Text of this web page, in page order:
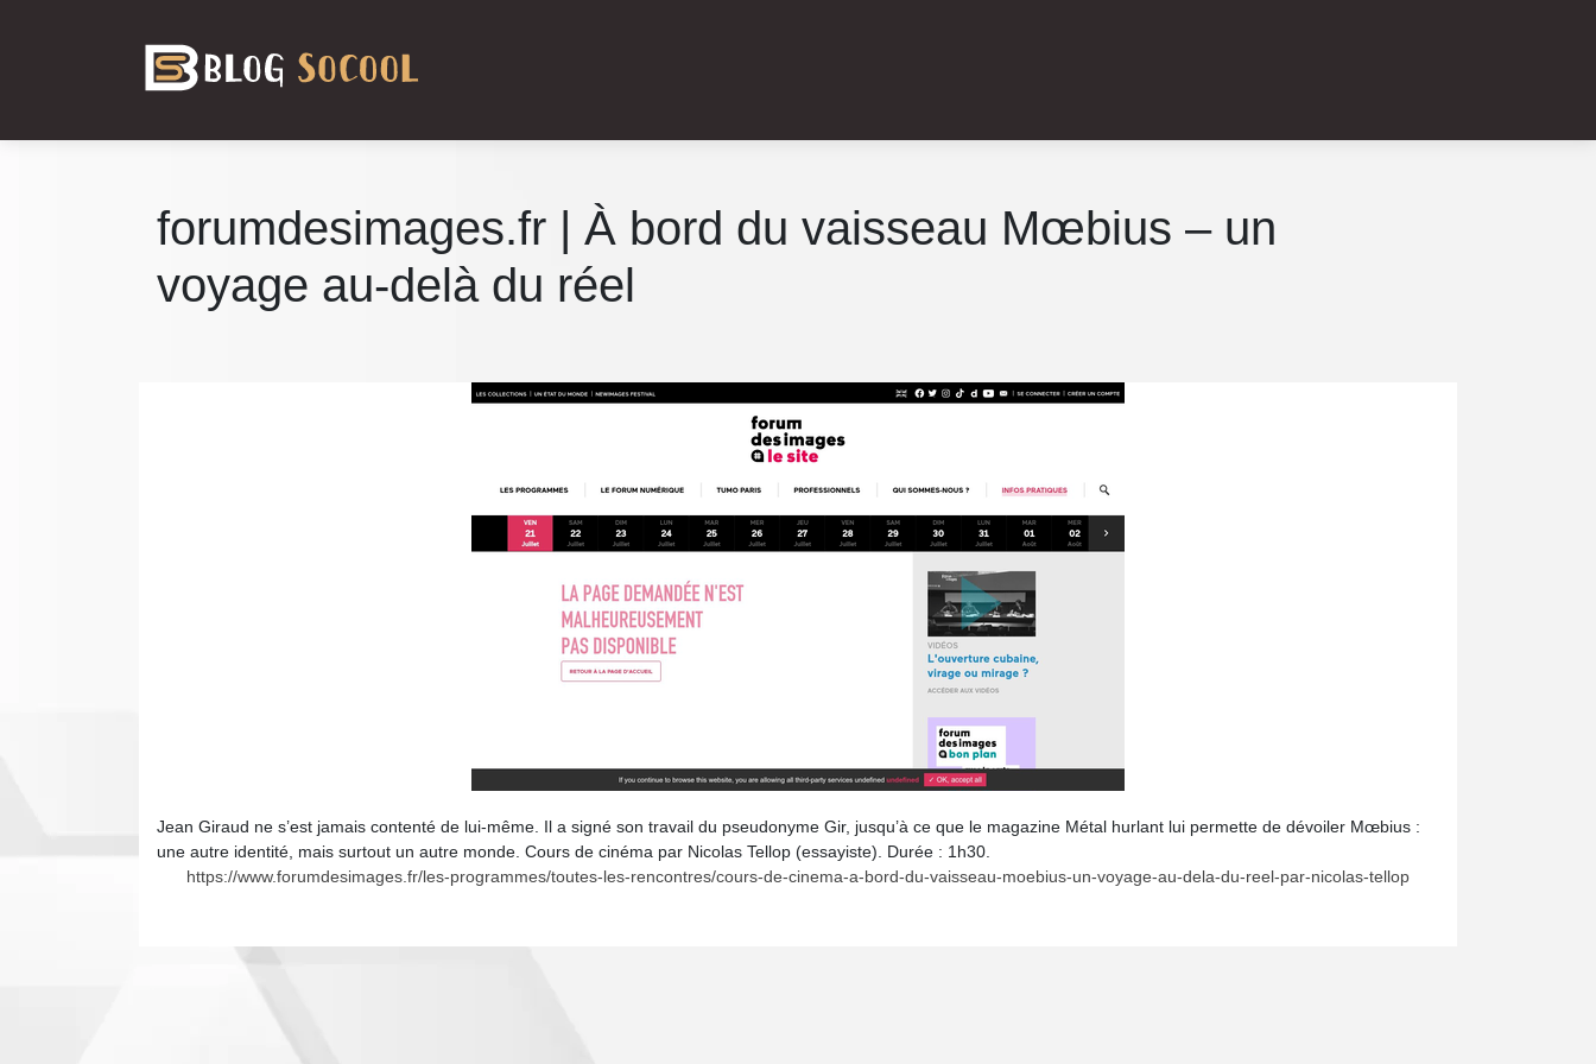
forumdesimages.fr | À bord du vaisseau Mœbius – un
voyage au-delà du réel
Jean Giraud ne s’est jamais contenté de lui-même. Il a signé son travail du pseudonyme Gir, jusqu’à ce que le magazine Métal hurlant lui permette de dévoiler Mœbius :
une autre identité, mais surtout un autre monde. Cours de cinéma par Nicolas Tellop (essayiste). Durée : 1h30.
https://www.forumdesimages.fr/les-programmes/toutes-les-rencontres/cours-de-cinema-a-bord-du-vaisseau-moebius-un-voyage-au-dela-du-reel-par-nicolas-tellop